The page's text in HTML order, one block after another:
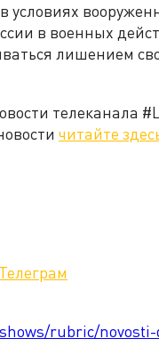
в военных
лишением
телеканала
читайте
rubric/novosti-